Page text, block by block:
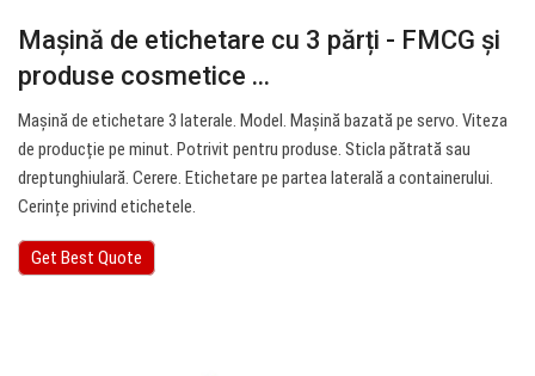
Mașină de etichetare cu 3 părți - FMCG și
produse cosmetice ...
Mașină de etichetare 3 laterale. Model. Mașină bazată pe servo. Viteza
de producție pe minut. Potrivit pentru produse. Sticla pătrată sau
dreptunghiulară. Cerere. Etichetare pe partea laterală a containerului.
Cerințe privind etichetele.
Get Best Quote